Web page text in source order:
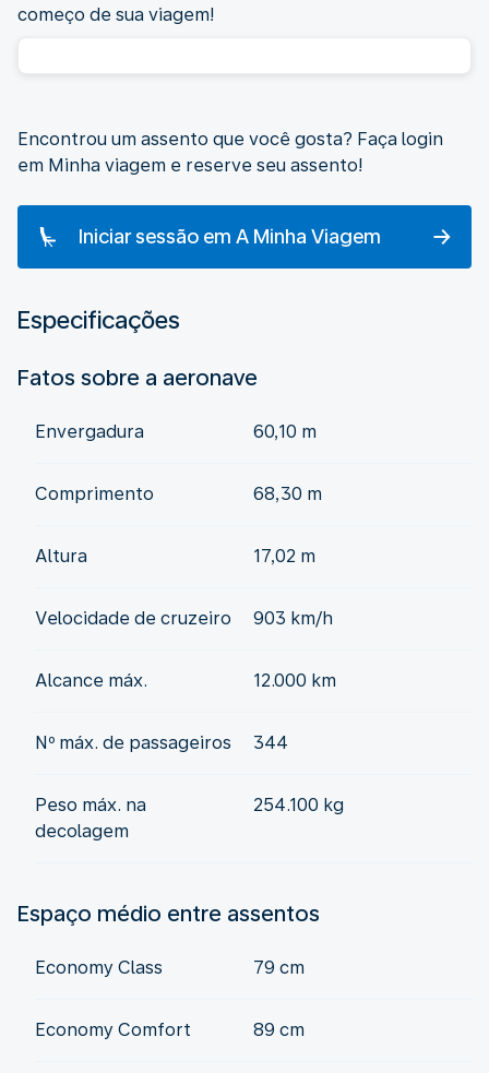
começo de sua viagem!
Encontrou um assento que você gosta? Faça login
em Minha viagem e reserve seu assento!
Iniciar sessão em A Minha Viagem
Especificações
Fatos sobre a aeronave
Envergadura 60,10 m
Comprimento 68,30 m
Altura 17,02 m
Velocidade de cruzeiro 903 km/h
Alcance máx. 12.000 km
Nº máx. de passageiros 344
Peso máx. na
decolagem
254.100 kg
Espaço médio entre assentos
Economy Class 79 cm
Economy Comfort 89 cm